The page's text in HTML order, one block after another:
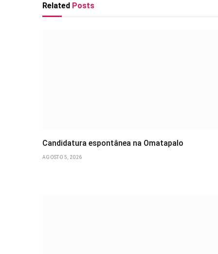
Related Posts
Candidatura espontânea na Omatapalo
AGOSTO 5, 2026